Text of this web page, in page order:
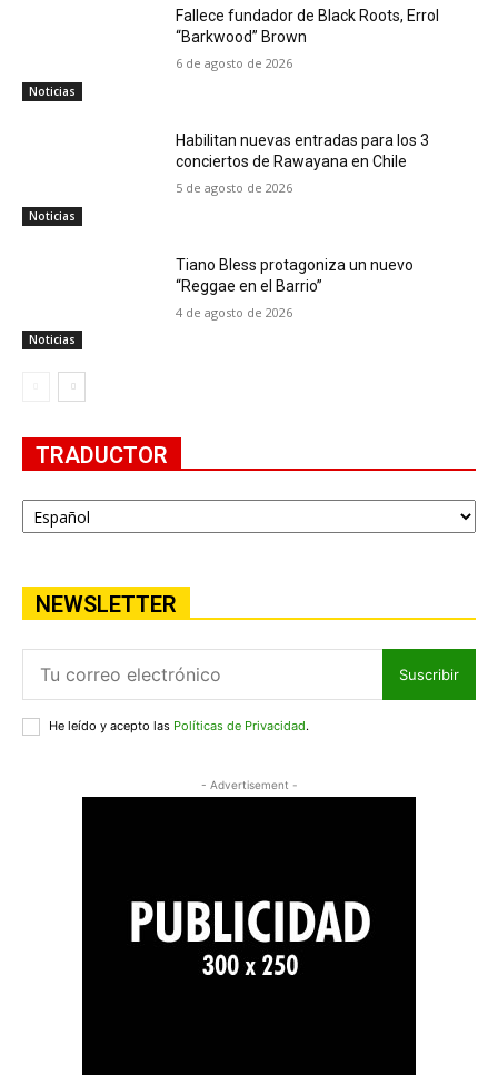
Noticias
Fallece fundador de Black Roots, Errol
“Barkwood” Brown
6 de agosto de 2026
Noticias
Habilitan nuevas entradas para los 3
conciertos de Rawayana en Chile
5 de agosto de 2026
Noticias
Tiano Bless protagoniza un nuevo
“Reggae en el Barrio”
4 de agosto de 2026
TRADUCTOR
NEWSLETTER
Suscribir
He leído y acepto las Políticas de Privacidad.
- Advertisement -